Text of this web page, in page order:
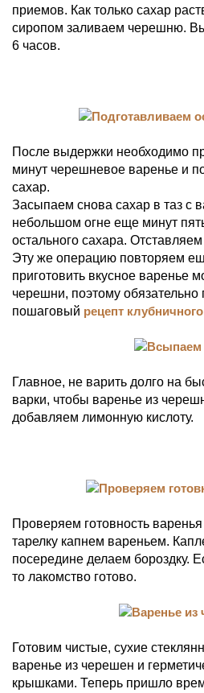
приемов. Как только сахар
сиропом заливаем черешню.
6 часов.
После выдержки необходимо
минут черешневое варенье и
сахар.
Засыпаем снова сахар в таз с
небольшом огне еще минут
остального сахара.
Эту же операцию повторяем
приготовить вкусное варенье
черешни, поэтому обязательно
пошаговый рецепт
Главное, не варить долго на
варки, чтобы варенье из
добавляем лимонную кислоту.
Проверяем готовность
тарелку капнем вареньем.
посередине делаем бороздку.
то лакомство готово.
Готовим чистые, сухие
варенье из черешен и
крышками. Теперь пришло